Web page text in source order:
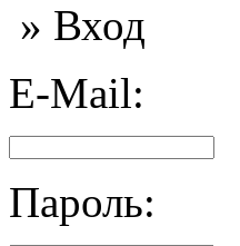
» Вход
E-Mail:
Пароль: